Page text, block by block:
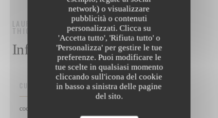
network) o visualizzare
pubblicità o contenuti
personalizzati. Clicca su
'Accetta tutto', 'Rifiuta tutto' o
'Personalizza' per gestire le tue
preferenze. Puoi modificare le
tue scelte in qualsiasi momento
cliccando sull'icona del cookie
in basso a sinistra delle pagine
del sito.
LAURINA RESTAURANT ITALIEN - PIZZERIA
THIONVILLE
Informazioni pratiche
CUCINA
cocktail, Mediterraneo, Pizza napoletana, Italiana